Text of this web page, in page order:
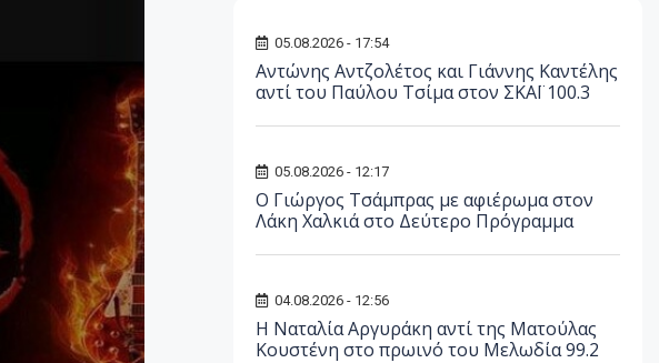
05.08.2026 - 17:54
Αντώνης Αντζολέτος και Γιάννης Καντέλης
αντί του Παύλου Τσίμα στον ΣΚΑΪ 100.3
05.08.2026 - 12:17
O Γιώργος Τσάμπρας με αφιέρωμα στον
Λάκη Χαλκιά στο Δεύτερο Πρόγραμμα
04.08.2026 - 12:56
Η Ναταλία Αργυράκη αντί της Ματούλας
Κουστένη στο πρωινό του Μελωδία 99.2